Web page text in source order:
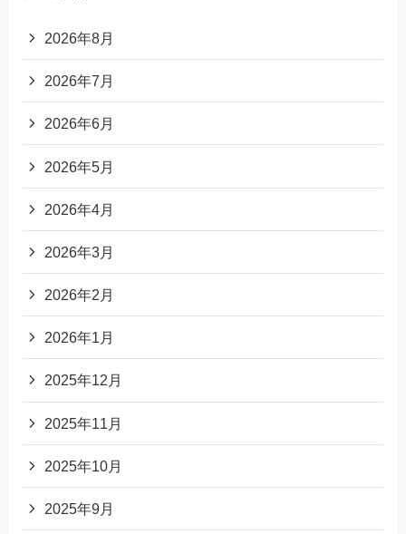
2026年8月
2026年7月
2026年6月
2026年5月
2026年4月
2026年3月
2026年2月
2026年1月
2025年12月
2025年11月
2025年10月
2025年9月